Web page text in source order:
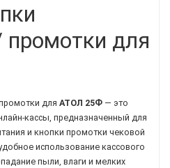
для
для АТОЛ 25Ф — это
кассы, предназначенный для
и кнопки промотки чековой
использование кассового
пыли, влаги и мелких